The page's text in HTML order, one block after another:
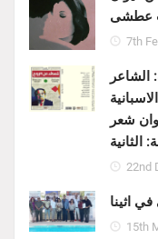
عطشى
7th
الشاعر
شعر
الثانية
22nd
اثينا
15th